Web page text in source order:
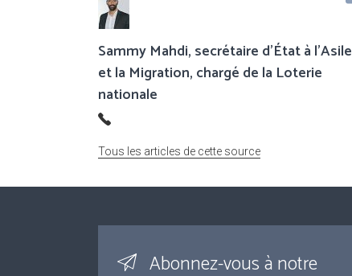
Sammy Mahdi, secrétaire d’État à l’Asile
et la Migration, chargé de la Loterie
nationale
Tous les articles de cette source
Abonnez-vous à notre